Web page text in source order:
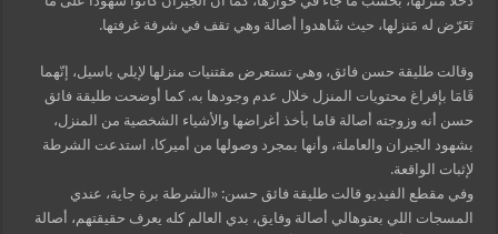
تَعَرّض له مَنزلها، حيث شَاهدوا أصالة وهي تقف في شرفة غرفتها.
وقالت طليقة حسن فائق، وهي تستعرض مقتنيات منزلها لإيلي باسيل، إنّهما
قَامَا بإفراغ محتويات المنزل خلال عدم وجودها به. كما أوضحت طليقة فائق
حسن أنه وزوجته أصالة قاما بأخذ أغراضها والأشياء الشخصية من المنزل،
بشهود الجيران والعاملة، وأنها بمجرد وصولها من أميركا، استدعت الشرطة
لإثبات الواقعة.
وفي مقطع الفيديو قالت طليقة فائق حسن: «الشرطة برة جاية، عندي
المسجات اللي بعتوهالي أصالة وفايق، بدي العالم كله يعرف حقيقتهم، أصالة